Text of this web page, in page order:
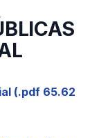
(.pdf 65.62